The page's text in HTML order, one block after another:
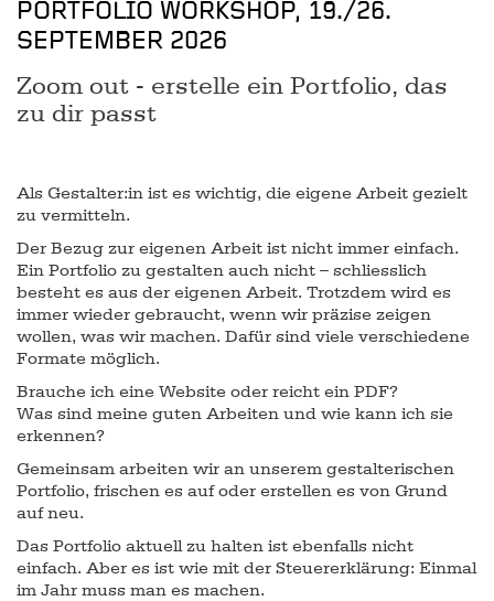
PORTFOLIO WORKSHOP, 19./26.
SEPTEMBER 2026
Zoom out - erstelle ein Portfolio, das
zu dir passt
Als Gestalter:in ist es wichtig, die eigene Arbeit gezielt
zu vermitteln.
Der Bezug zur eigenen Arbeit ist nicht immer einfach.
Ein Portfolio zu gestalten auch nicht – schliesslich
besteht es aus der eigenen Arbeit. Trotzdem wird es
immer wieder gebraucht, wenn wir präzise zeigen
wollen, was wir machen. Dafür sind viele verschiedene
Formate möglich.
Brauche ich eine Website oder reicht ein PDF?
Was sind meine guten Arbeiten und wie kann ich sie
erkennen?
Gemeinsam arbeiten wir an unserem gestalterischen
Portfolio, frischen es auf oder erstellen es von Grund
auf neu.
Das Portfolio aktuell zu halten ist ebenfalls nicht
einfach. Aber es ist wie mit der Steuererklärung: Einmal
im Jahr muss man es machen.